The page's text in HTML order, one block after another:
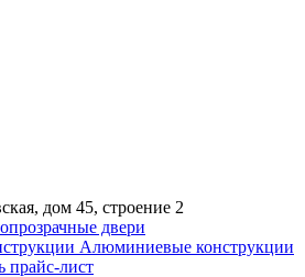
дом 45, строение 2
двери
Алюминиевые конструкции
прайс-лист